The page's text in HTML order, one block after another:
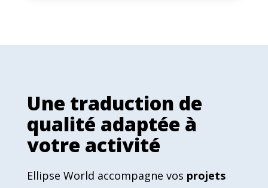
Une traduction de
qualité adaptée à
votre activité
Ellipse World accompagne vos projets